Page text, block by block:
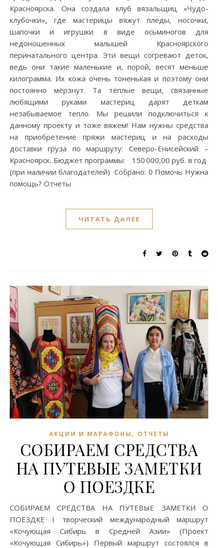
Красноярска. Она создала клуб вязальщиц «Чудо-
клубочки», где мастерицы вяжут пледы, носочки,
шапочки и игрушки в виде осьминогов для
недоношенных малышей Красноярского
перинатального центра. Эти вещи согревают деток,
ведь они такие маленькие и, порой, весят меньше
килограмма. Их кожа очень тоненькая и поэтому они
постоянно мёрзнут. Та тёплые вещи, связанные
любящими руками мастериц дарят деткам
незабываемое тепло. Мы решили подключиться к
данному проекту и тоже вяжем! Нам нужны средства
на приобретение пряжи мастериц и на расходы
доставки груза по маршруту: Северо-Енисейский –
Красноярск. Бюджет программы: 150 000,00 руб. в год
(при наличии благодателей) Собрано: 0 Помочь Нужна
помощь? Отчеты
ЧИТАТЬ ДАЛЕЕ
АКЦИИ И МАРАФОНЫ , ОТЧЕТЫ
СОБИРАЕМ СРЕДСТВА
НА ПУТЕВЫЕ ЗАМЕТКИ
О ПОЕЗДКЕ
СОБИРАЕМ СРЕДСТВА НА ПУТЕВЫЕ ЗАМЕТКИ О
ПОЕЗДКЕ I творческий международный маршрут
«Кочующая Сибирь в Средней Азии» (Проект
«Кочующая Сибирь») Первый маршрут состоялся в